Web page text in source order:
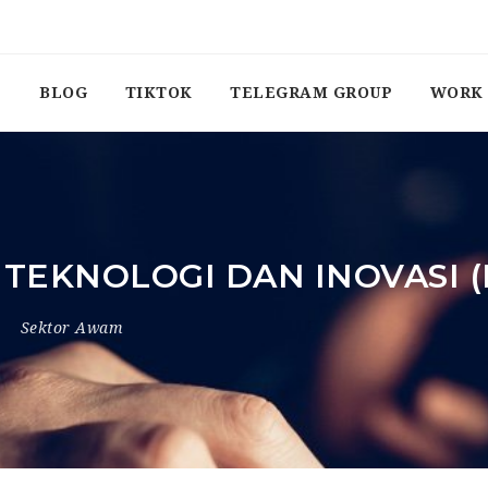
BLOG TIKTOK TELEGRAM GROUP WORK
DAN INOVASI
Sektor Awam